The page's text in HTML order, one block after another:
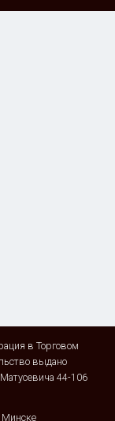
в Торговом
выдано
44-106